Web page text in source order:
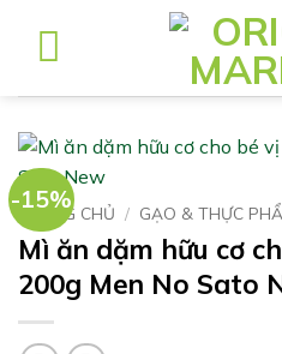
dung
-15%
TRANG CHỦ / GẠO & THỰC
Mì ăn dặm hữu cơ
200g Men No Sato